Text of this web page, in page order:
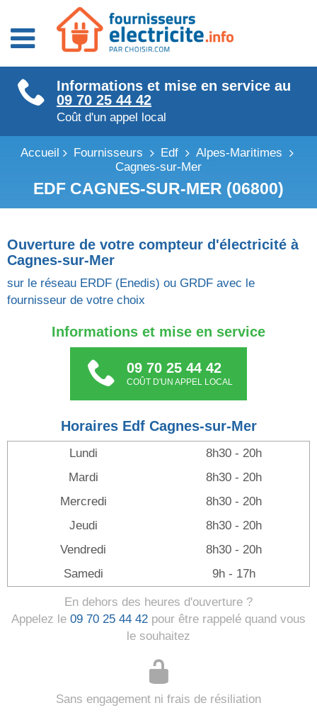
Fournisseurs énergie
Fournisseurs électricité
Fournisseurs gaz
Informations et mise en service au
09 70 25 44 42
Coût d'un appel local
Accueil Fournisseurs Edf
Alpes-Maritimes
Cagnes-sur-Mer
EDF CAGNES-SUR-MER (06800)
Ouverture de votre compteur d'électricité à
Cagnes-sur-Mer
sur le réseau ERDF (Enedis) ou GRDF avec le
fournisseur de votre choix
Informations et mise en service
09 70 25 44 42
COÛT D'UN APPEL LOCAL
Horaires Edf Cagnes-sur-Mer
Lundi
8h30 - 20h
Mardi
8h30 - 20h
Mercredi
8h30 - 20h
Jeudi
8h30 - 20h
Vendredi
8h30 - 20h
Samedi
9h - 17h
En dehors des heures d'ouverture ?
Appelez le 09 70 25 44 42 pour être rappelé quand vous
le souhaitez
Sans engagement ni frais de résiliation